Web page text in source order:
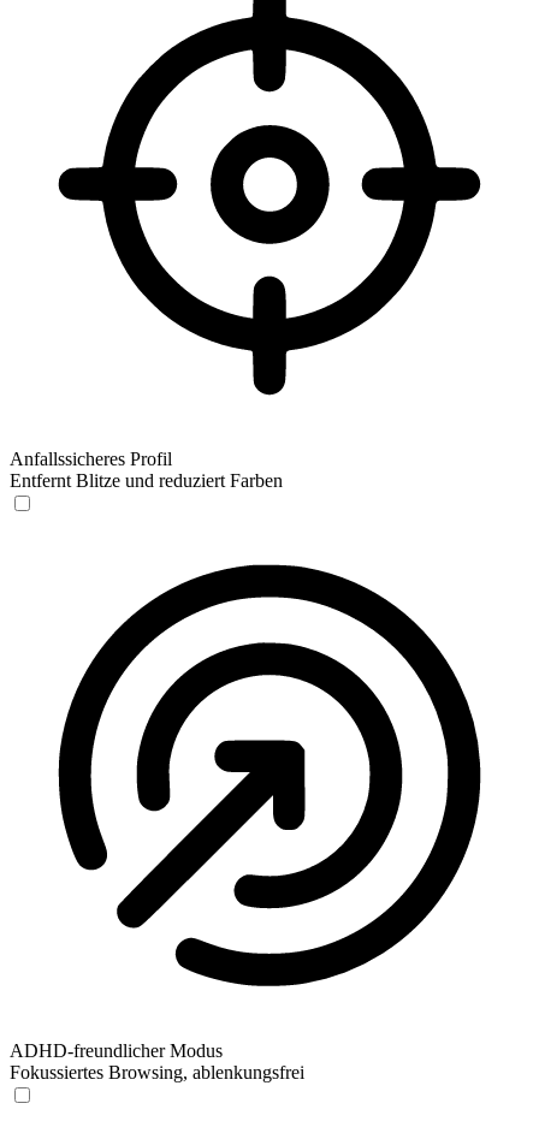
Anfallssicheres Profil
Entfernt Blitze und reduziert Farben
ADHD-freundlicher Modus
Fokussiertes Browsing, ablenkungsfrei